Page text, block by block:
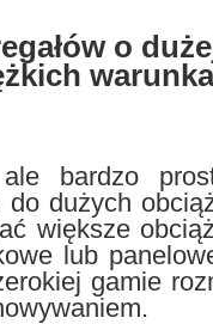
o
bardzo
dużych
większe
lub
gamie